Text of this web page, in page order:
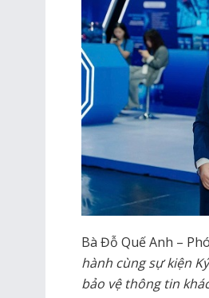
Bà Đỗ Quế Anh –
hành cùng sự kiện
bảo vệ thông tin